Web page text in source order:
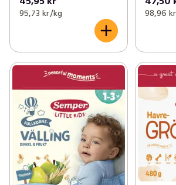
barn.
Tänk på att en mångsidig och
viktig grund för sunda vanor.
Vi tillsätter också fett i vår välling.
fett. Semper välling innehåller fett
och solrosolja. Det ger den en bra
med högt innehåll av omättat fett
fett. Det är vi stolta över.
95,73 kr /kg 98,96